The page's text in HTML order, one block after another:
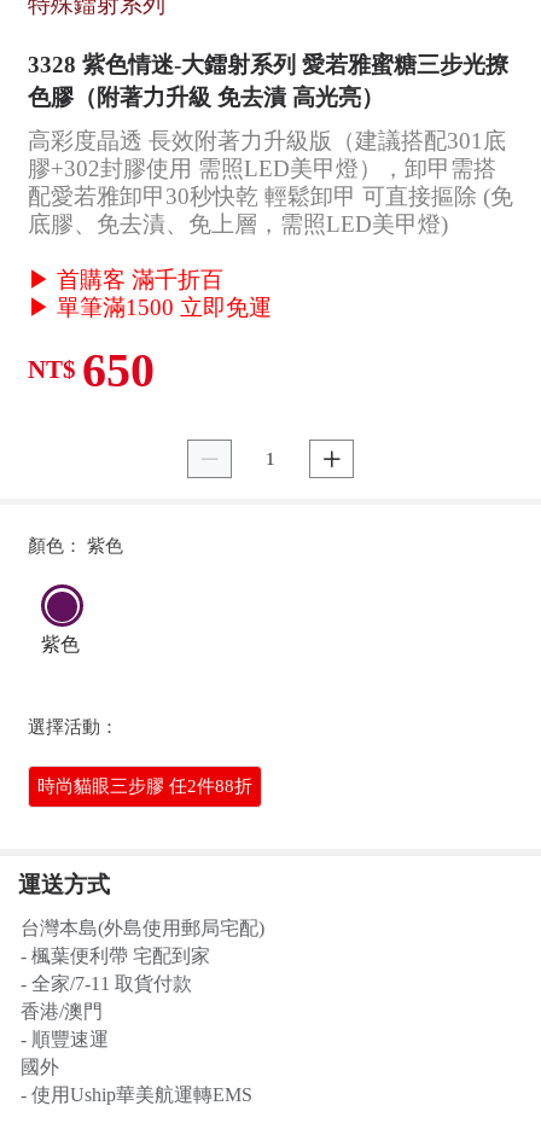
3328 紫色情迷-大鐳射系列 愛若雅蜜糖三步光撩
色膠（附著力升級 免去漬 高光亮）
高彩度晶透 長效附著力升級版（建議搭配301底
膠+302封膠使用 需照LED美甲燈），卸甲需搭
配愛若雅卸甲30秒快乾 輕鬆卸甲 可直接摳除 (免
底膠、免去漬、免上層，需照LED美甲燈)
▶ 首購客 滿千折百
▶ 單筆滿1500 立即免運
NT$ 650
 
顏色： 紫色
紫色
選擇活動：
時尚貓眼三步膠 任2件88折
運送方式
台灣本島(外島使用郵局宅配)
- 楓葉便利帶 宅配到家
- 全家/7-11 取貨付款
香港/澳門
- 順豐速運
國外
- 使用Uship華美航運轉EMS